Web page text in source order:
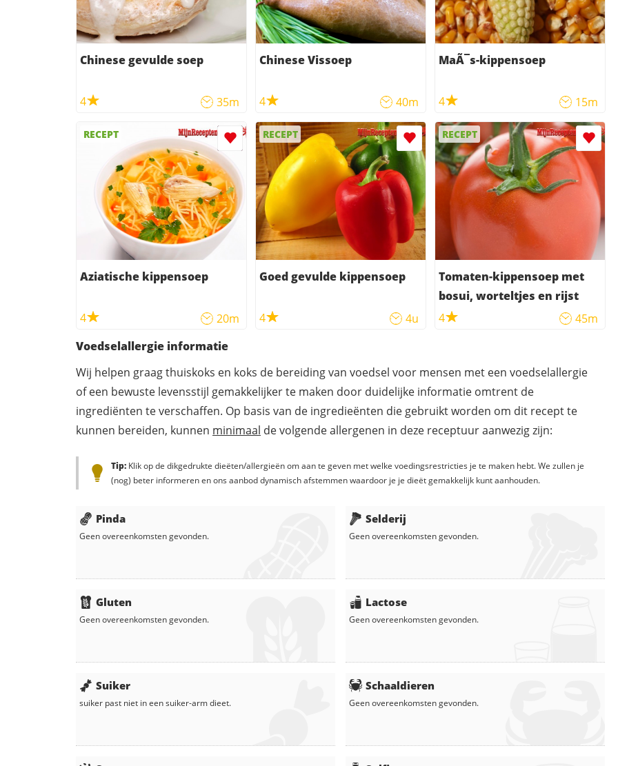
Chinese gevulde soep
4 35m
Chinese Vissoep
4 40m
MaÃ¯s-kippensoep
4 15m
RECEPT
Aziatische kippensoep
4 20m
RECEPT
Goed gevulde kippensoep
4 4u
RECEPT
Tomaten-kippensoep met
bosui, worteltjes en rijst
4
45m
Voedselallergie informatie
Wij helpen graag thuiskoks en koks de bereiding van voedsel voor mensen met een voedselallergie
of een bewuste levensstijl gemakkelijker te maken door duidelijke informatie omtrent de
ingrediënten te verschaffen. Op basis van de ingredieënten die gebruikt worden om dit recept te
kunnen bereiden, kunnen minimaal de volgende allergenen in deze receptuur aanwezig zijn:
Tip: Klik op de dikgedrukte dieëten/allergieën om aan te geven met welke voedingsrestricties je te maken hebt. We zullen je
(nog) beter informeren en ons aanbod dynamisch afstemmen waardoor je je dieët gemakkelijk kunt aanhouden.
Pinda
Geen overeenkomsten gevonden.
Gluten
Geen overeenkomsten gevonden.
Suiker
suiker past niet in een suiker-arm dieet.
Selderij
Geen overeenkomsten gevonden.
Lactose
Geen overeenkomsten gevonden.
Schaaldieren
Geen overeenkomsten gevonden.